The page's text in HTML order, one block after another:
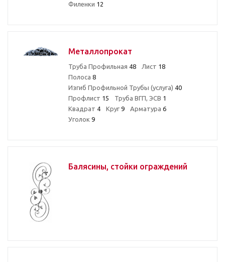
Филенки 12
Металлопрокат
Труба Профильная 48 Лист 18
Полоса 8
Изгиб Профильной Трубы (услуга) 40
Профлист 15 Труба ВГП, ЭСВ 1
Квадрат 4 Круг 9 Арматура 6
Уголок 9
Балясины, стойки ограждений